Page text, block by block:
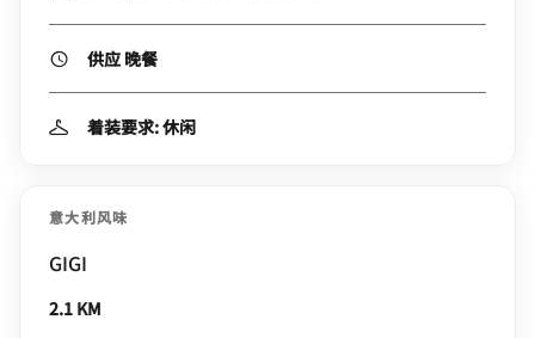
供应 晚餐
着装要求: 休闲
意大利风味
GIGI
2.1 KM